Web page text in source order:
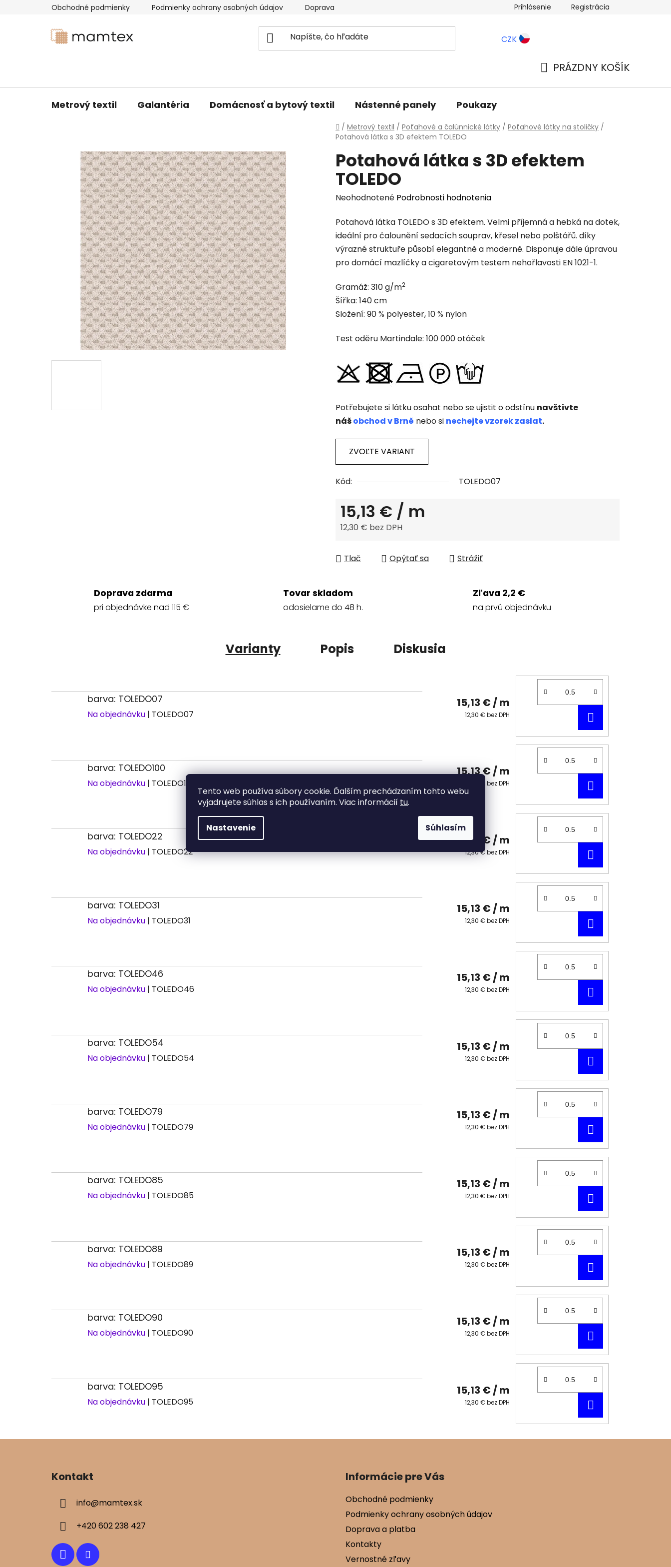
Tento web používa súbory cookie. Ďalším prechádzaním tohto webu
vyjadrujete súhlas s ich používaním. Viac informácií tu.
Nastavenie Súhlasím
Obchodné podmienky Podmienky ochrany osobných údajov Doprava a platba Blog
Prihlásenie Registrácia
CZK
PRÁZDNY KOŠÍK
Metrový textil Galantéria Domácnosť a bytový textil Nástenné panely Poukazy
Domov
/ Metrový textil / Poťahové a čalúnnické látky / Poťahové látky na stoličky /
Potahová látka s 3D efektem TOLEDO
Potahová látka s 3D efektem
TOLEDO
Priemerné
produktu
je
0,0
z
hviezdičiek.
Neohodnotené Podrobnosti hodnotenia
Potahová látka TOLEDO s 3D efektem. Velmi příjemná a hebká na dotek,
ideální pro čalounění sedacích souprav, křesel nebo polštářů. díky
výrazné struktuře působí elegantně a moderně. Disponuje dále úpravou
pro domácí mazlíčky a cigaretovým testem nehořlavosti EN 1021-1.
Gramáž: 310 g/m2
Šířka: 140 cm
Složení: 90 % polyester, 10 % nylon
Test oděru Martindale: 100 000 otáček
Potřebujete si látku osahat nebo se ujistit o odstínu navštivte
nášobchod v Brně nebo si nechejte vzorek zaslat.
ZVOĽTE VARIANT
Kód: TOLEDO07
15,13 € / m
12,30 € bez DPH
Tlač
Opýtať sa Strážiť
Doprava zdarma
pri objednávke nad 115 €
Tovar skladom
odosielame do 48 h.
Zľava 2,2 €
na prvú objednávku
Varianty Popis Diskusia
barva: TOLEDO07
Na objednávku | TOLEDO07
15,13 € / m
12,30 € bez DPH
KOŠÍKA
barva: TOLEDO100
Na objednávku | TOLEDO100
15,13 €/ m
12,30 € bez DPH
KOŠÍKA
barva: TOLEDO22
Na objednávku | TOLEDO22
15,13 € / m
12,30 € bez DPH
KOŠÍKA
barva: TOLEDO31
Na objednávku | TOLEDO31
15,13 € / m
12,30 € bez DPH
KOŠÍKA
barva: TOLEDO46
Na objednávku | TOLEDO46
15,13 € / m
12,30 € bez DPH
KOŠÍKA
barva: TOLEDO54
Na objednávku | TOLEDO54
15,13 € / m
12,30 € bez DPH
KOŠÍKA
barva: TOLEDO79
Na objednávku | TOLEDO79
15,13 € / m
12,30 € bez DPH
KOŠÍKA
barva: TOLEDO85
Na objednávku | TOLEDO85
15,13 € / m
12,30 € bez DPH
KOŠÍKA
barva: TOLEDO89
Na objednávku | TOLEDO89
15,13 € / m
12,30 € bez DPH
KOŠÍKA
barva: TOLEDO90
Na objednávku | TOLEDO90
15,13 € / m
12,30 € bez DPH
KOŠÍKA
barva: TOLEDO95
Na objednávku | TOLEDO95
15,13 € / m
12,30 € bez DPH
KOŠÍKA
Kontakt
info@mamtex.sk
+420 602 238 427
Informácie pre Vás
Obchodné podmienky
Podmienky ochrany osobných údajov
Doprava a platba
Kontakty
Vernostné zľavy